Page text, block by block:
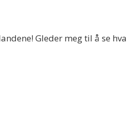
Gleder meg til å se hva